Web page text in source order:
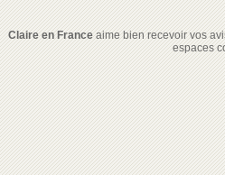
Claire en Franceaime bien recevoir vos
espaces